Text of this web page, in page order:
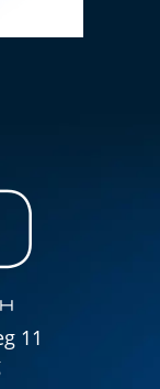
11